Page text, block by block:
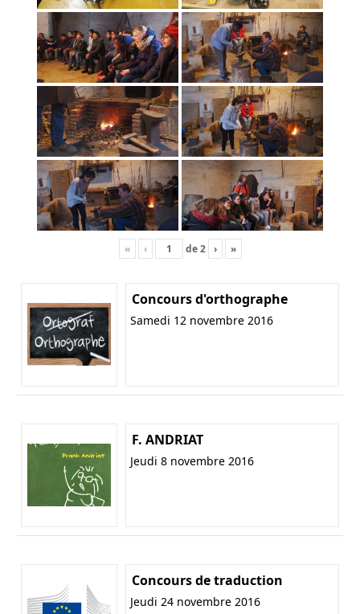
« ‹ de2 › »
Concours d'orthographe
Samedi 12 novembre 2016
F. ANDRIAT
Jeudi 8 novembre 2016
Concours de traduction
Jeudi 24 novembre 2016